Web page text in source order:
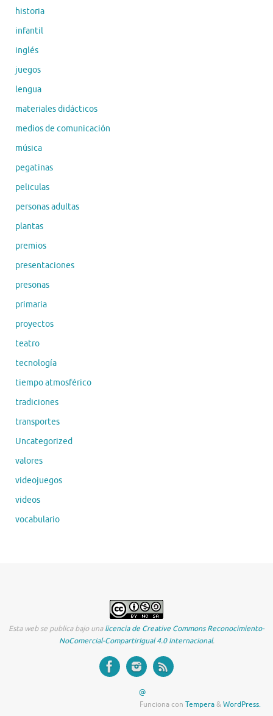
historia
infantil
inglés
juegos
lengua
materiales didácticos
medios de comunicación
música
pegatinas
peliculas
personas adultas
plantas
premios
presentaciones
presonas
primaria
proyectos
teatro
tecnología
tiempo atmosférico
tradiciones
transportes
Uncategorized
valores
videojuegos
videos
vocabulario
Esta web se publica bajo unalicencia de Creative Commons Reconocimiento-
NoComercial-CompartirIgual 4.0 Internacional.
@
Funciona con Tempera&WordPress.